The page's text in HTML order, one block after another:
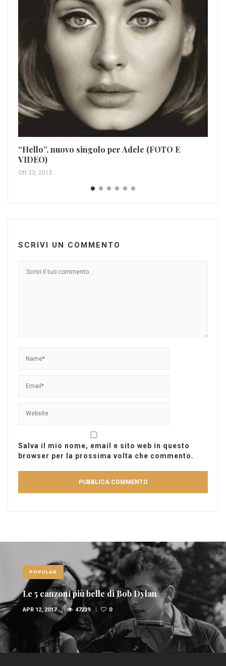
“Hello”, nuovo singolo per Adele (FOTO E
VIDEO)
Ott 23, 2015
SCRIVI UN COMMENTO
Salva il mio nome, email e sito web in questo
browser per la prossima volta che commento.
POPULAR
Le 5 canzoni più belle di Bob Dylan
APR 12, 2017 47239 0